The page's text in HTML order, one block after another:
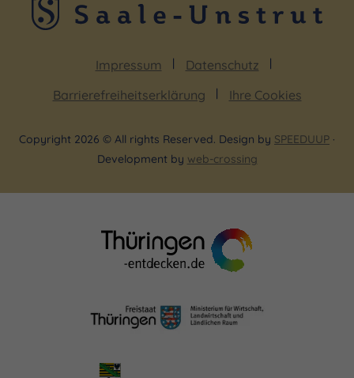
Impressum
Datenschutz
Barrierefreiheitserklärung
Ihre Cookies
Copyright 2026 © All rights Reserved. Design by SPEEDUUP ·
Development by web-crossing